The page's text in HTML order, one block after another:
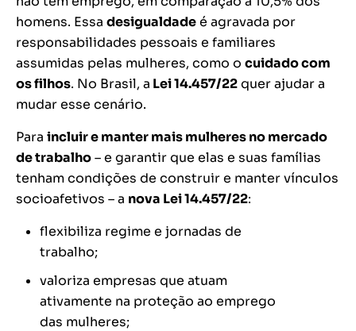
homens. Essa desigualdadeé agravada por
responsabilidades pessoais e familiares
assumidas pelas mulheres, como o cuidado com
os filhos. No Brasil, a Lei 14.457/22quer ajudar a
mudar esse cenário.
Para incluir e manter mais mulheres no mercado
de trabalho– e garantir que elas e suas famílias
tenham condições de construir e manter vínculos
socioafetivos – a nova Lei 14.457/22:
flexibiliza regime e jornadas de
trabalho;
valoriza empresas que atuam
ativamente na proteção ao emprego
das mulheres;